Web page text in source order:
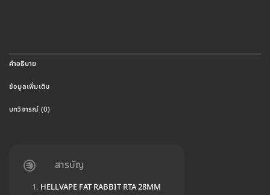
คำอธิบาย
ข้อมูลเพิ่มเติม
บทวิจารณ์ (0)
สารบัญ
HELLVAPE FAT RABBIT RTA 28MM